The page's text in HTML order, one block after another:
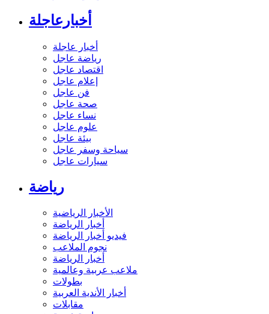
أخبارعاجلة
أخبار عاجلة
رياضة عاجل
اقتصاد عاجل
إعلام عاجل
فن عاجل
صحة عاجل
نساء عاجل
علوم عاجل
بيئة عاجل
سياحة وسفر عاجل
سيارات عاجل
رياضة
الأخبار الرياضية
أخبار الرياضة
فيديو أخبار الرياضة
نجوم الملاعب
أخبار الرياضة
ملاعب عربية وعالمية
بطولات
أخبار الأندية العربية
مقابلات